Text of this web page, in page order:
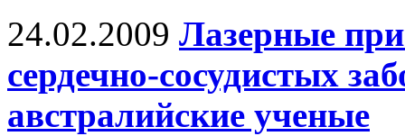
24.02.2009 Лазерные
сердечно-сосудистых
австралийские ученые